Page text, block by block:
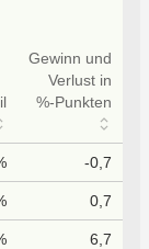
Gewinn und
Verlust in
%-Punkten
-0,7
0,7
6,7